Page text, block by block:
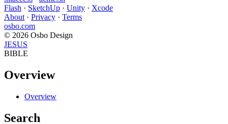
Flash · SketchUp · Unity · Xcode
About · Privacy · Terms
osbo.com
© 2026 Osbo Design
JESUS
BIBLE
Overview
Overview
Search